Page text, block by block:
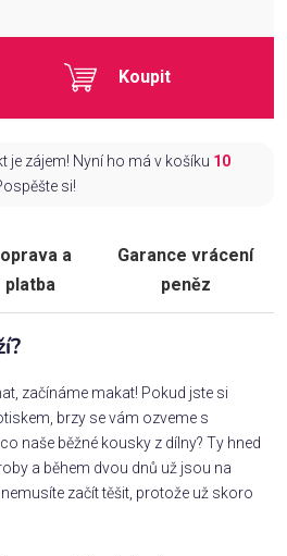
Koupit
je zájem! Nyní ho má v košíku 10
si!
a
platba
Garance vrácení
peněz
začínáme makat! Pokud jste si
brzy se vám ozveme s
naše běžné kousky z dílny? Ty hned
a během dvou dnů už jsou na
začít těšit, protože už skoro